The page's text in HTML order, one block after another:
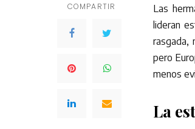
COMPARTIR
Las
lideran
rasgada,
pero
menos
La